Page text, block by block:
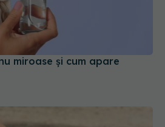
miroase și cum apare